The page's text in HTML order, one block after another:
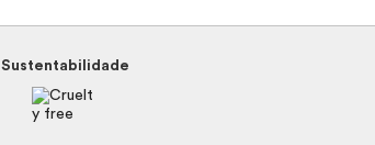
Sustentabilidade